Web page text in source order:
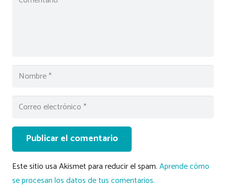
Publicar el comentario
Este sitio usa Akismet para reducir el spam.Aprende cómo
se procesan los datos de tus comentarios.